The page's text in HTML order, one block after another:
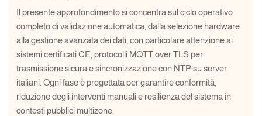
Il presente approfondimento si concentra sul ciclo operativo
completo di validazione automatica, dalla selezione hardware
alla gestione avanzata dei dati, con particolare attenzione ai
sistemi certificati CE, protocolli MQTT over TLS per
trasmissione sicura e sincronizzazione con NTP su server
italiani. Ogni fase è progettata per garantire conformità,
riduzione degli interventi manuali e resilienza del sistema in
contesti pubblici multizone.